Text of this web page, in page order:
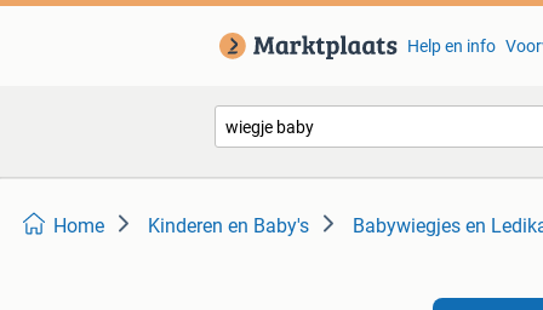
Help en info
Home Kinderen en Baby's Babywiegjes en